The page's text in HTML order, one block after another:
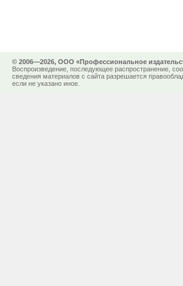
© 2006—2026, ООО «Профессиональное
Воспроизведение, последующее распространение,
сведения материалов с сайта разрешается
если не указано иное.